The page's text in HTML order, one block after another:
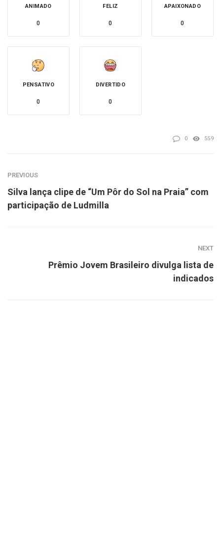
ANIMADO
0
FELIZ
0
APAIXONADO
0
PENSATIVO
0
DIVERTIDO
0
0 559
PREVIOUS
Silva lança clipe de “Um Pôr do Sol na Praia” com
participação de Ludmilla
NEXT
Prêmio Jovem Brasileiro divulga lista de
indicados